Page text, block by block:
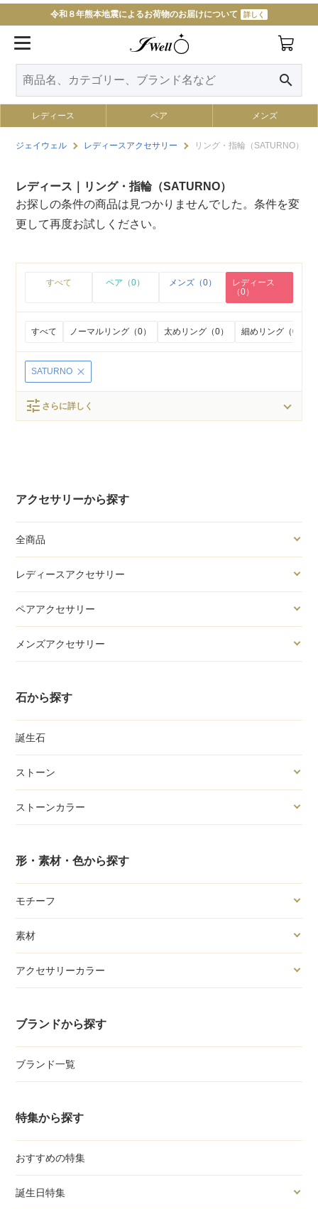
令和８年熊本地震によるお荷物のお届けについて 詳しく
search
レディース ペア メンズ
ジェイウェル レディースアクセサリー リング・指輪（SATURNO）
アクセサリーから探す
全商品
レディースアクセサリー
ペアアクセサリー
メンズアクセサリー
石から探す
誕生石
ストーン
ストーンカラー
形・素材・色から探す
モチーフ
素材
アクセサリーカラー
ブランドから探す
ブランド一覧
特集から探す
おすすめの特集
誕生日特集
レディース｜リング・指輪（SATURNO）
お探しの条件の商品は見つかりませんでした。条件を変
更して再度お試しください。
すべて ペア（0） メンズ（0）
レディース
（0）
すべて ノーマルリング（0） 太めリング（0） 細めリング（0）
SATURNO
tune さらに詳しく